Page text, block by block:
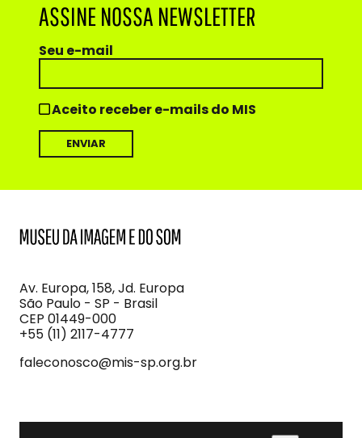
ASSINE NOSSA NEWSLETTER
Seu e-mail
Aceito receber e-mails do MIS
Imagem
e
do
Som
Av. Europa, 158, Jd. Europa
São Paulo - SP - Brasil
CEP 01449-000
+55 (11) 2117-4777
faleconosco@mis-sp.org.br